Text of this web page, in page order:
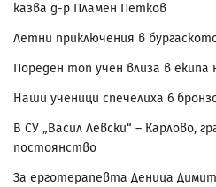
казва д-р Пламен Петков
Летни приключения в
Пореден топ учен влиза в екипа
Наши ученици спечелиха 6
В СУ „Васил Левски“ – Карлово,
постоянство
За ерготерапевта Деница